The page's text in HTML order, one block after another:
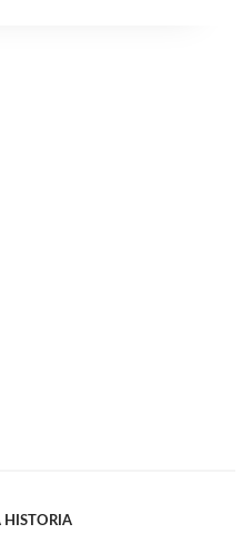
HISTORIA